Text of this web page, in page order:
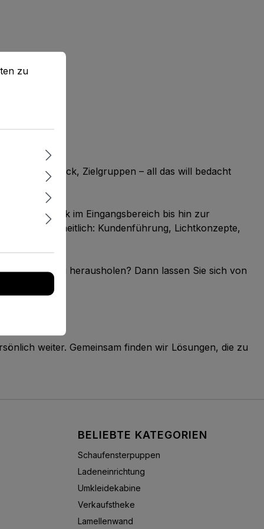
Warendruck, Zielgruppen – all das will bedacht
Eindruck im Eingangsbereich bis hin zur
wir ganzheitlich: Kundenführung, Lichtkonzepte,
Einrichtung herausholen? Dann lassen Sie sich von
weiter. Gemeinsam finden wir Lösungen, die zu
BELIEBTE KATEGORIEN
Schaufensterpuppen
Ladeneinrichtung
Umkleidekabine
Verkaufstheke
Lamellenwand
zu können.
Mehr Informationen ...
zu